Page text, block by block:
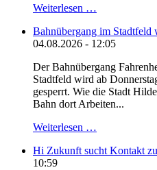
Weiterlesen …
Bahnübergang im Stadtfeld
04.08.2026 - 12:05
Der Bahnübergang
Stadtfeld wird ab
gesperrt. Wie die Stadt
Bahn dort Arbeiten...
Weiterlesen …
Hi Zukunft sucht Kontakt
10:59